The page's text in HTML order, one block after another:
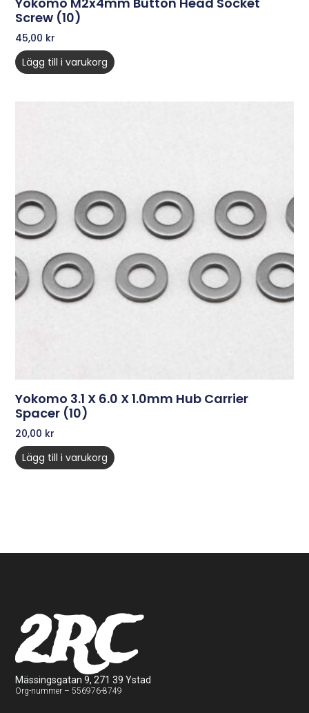
Screw (10)
45,00 kr
Lägg till i varukorg
Yokomo 3.1 X 6.0 X 1.0mm Hub Carrier
Spacer (10)
20,00 kr
Lägg till i varukorg
2RC
Mässingsgatan 9, 271 39 Ystad
Org-nummer – 556976-8749